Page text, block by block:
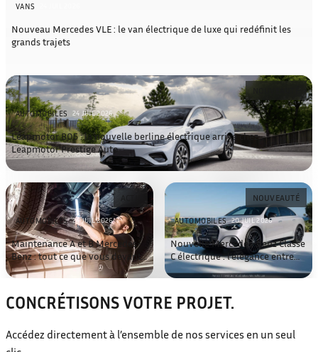
VANS
Nouveau Mercedes VLE : le van électrique de luxe qui redéfinit les
grands trajets
AUTOMOBILES 24 JUIL 2026
Leapmotor B05 : la nouvelle berline électrique arrive chez
Leapmotor Prestige Auto
ACTU
AUTOMOBILES 24 JUIL 2026
Maintenance A et B Mercedes-
Benz : tout ce que vous devant
savoir
NOUVEAUTÉ
AUTOMOBILES 20 JUIL 2026
Nouvelle Mercedes-Benz Classe
C électrique : l’élégance entre
dans une nouvelle ère
CONCRÉTISONS VOTRE PROJET.
Accédez directement à l’ensemble de nos services en un seul